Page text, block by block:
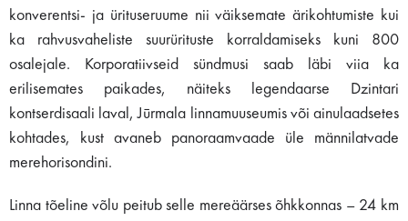
konverentsi- ja ürituseruume nii väiksemate ärikohtumiste kui
ka rahvusvaheliste suurürituste korraldamiseks kuni 800
osalejale. Korporatiivseid sündmusi saab läbi viia ka
erilisemates paikades, näiteks legendaarse Dzintari
kontserdisaali laval, Jūrmala linnamuuseumis või ainulaadsetes
kohtades, kust avaneb panoraamvaade üle männilatvade
merehorisondini.
Linna tõeline võlu peitub selle mereäärses õhkkonnas – 24 km